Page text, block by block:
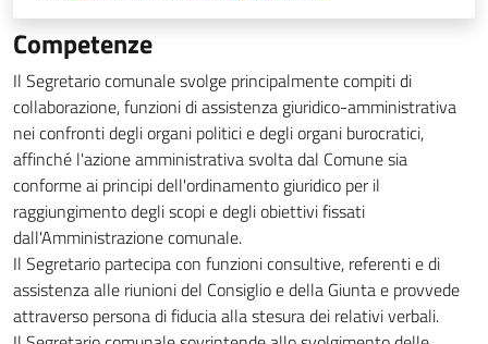
Competenze
Il Segretario comunale svolge principalmente compiti di
collaborazione, funzioni di assistenza giuridico-amministrativa
nei confronti degli organi politici e degli organi burocratici,
affinché l'azione amministrativa svolta dal Comune sia
conforme ai principi dell'ordinamento giuridico per il
raggiungimento degli scopi e degli obiettivi fissati
dall'Amministrazione comunale.
Il Segretario partecipa con funzioni consultive, referenti e di
assistenza alle riunioni del Consiglio e della Giunta e provvede
attraverso persona di fiducia alla stesura dei relativi verbali.